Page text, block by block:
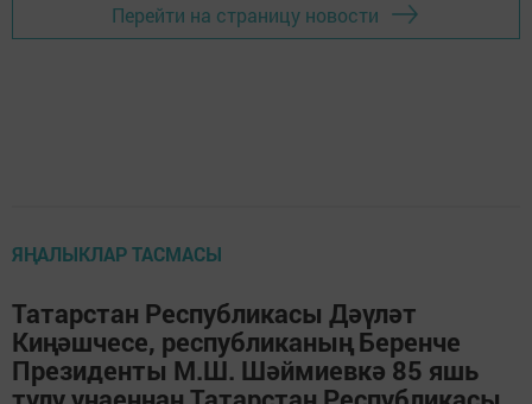
Перейти на страницу новости
ЯҢАЛЫКЛАР ТАСМАСЫ
Татарстан Республикасы Дәүләт
Киңәшчесе, республиканың Беренче
Президенты М.Ш. Шәймиевкә 85 яшь